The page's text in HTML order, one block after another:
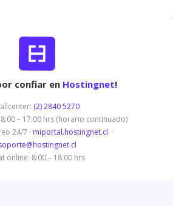
confiar en Hostingnet!
(2) 2840 5270
8:00 – 17:00 hrs (horario continuado)
24/7 · miportal.hostingnet.cl ·
online: 8:00 – 18:00 hrs